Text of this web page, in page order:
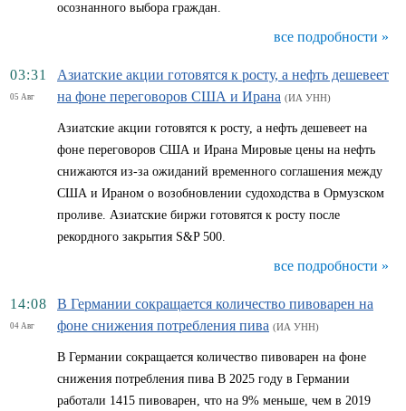
осознанного выбора граждан.
все подробности »
03:31
05 Авг
Азиатские акции готовятся к росту, а нефть дешевеет
на фоне переговоров США и Ирана (ИА УНН)
Азиатские акции готовятся к росту, а нефть дешевеет на
фоне переговоров США и Ирана Мировые цены на нефть
снижаются из-за ожиданий временного соглашения между
США и Ираном о возобновлении судоходства в Ормузском
проливе. Азиатские биржи готовятся к росту после
рекордного закрытия S&P 500.
все подробности »
14:08
04 Авг
В Германии сокращается количество пивоварен на
фоне снижения потребления пива (ИА УНН)
В Германии сокращается количество пивоварен на фоне
снижения потребления пива В 2025 году в Германии
работали 1415 пивоварен, что на 9% меньше, чем в 2019